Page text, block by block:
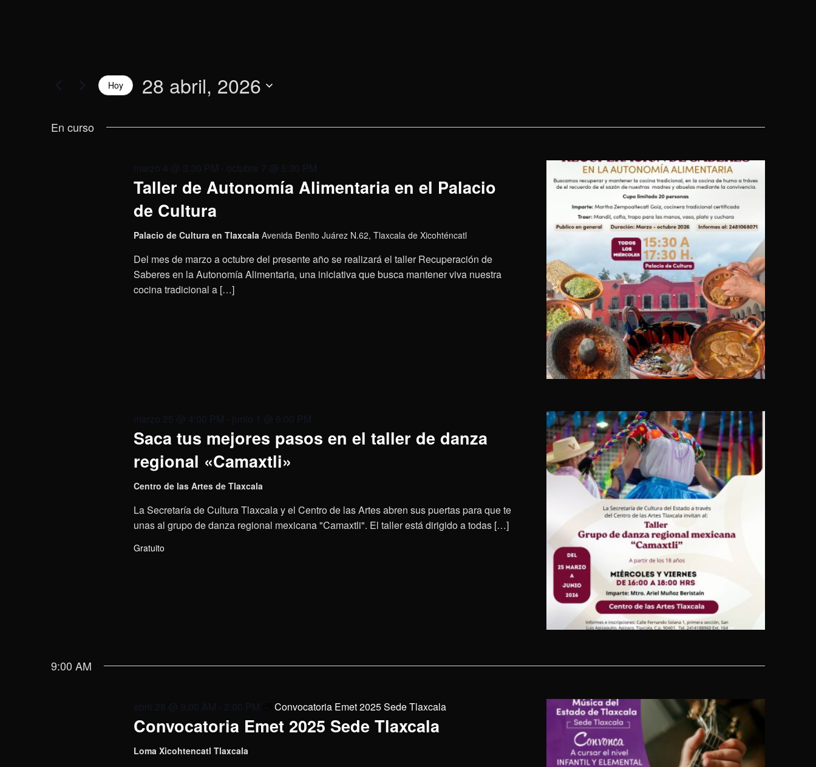
Hoy 28 abril, 2026
fecha.
En curso
Taller de Autonomía Alimentaria en el Palacio
de Cultura
marzo 4 @ 3:30 PM - octubre 7 @ 5:30 PM
Palacio de Cultura en Tlaxcala Avenida Benito Juárez N.62, Tlaxcala de Xicohténcatl
Del mes de marzo a octubre del presente año se realizará el taller Recuperación de
Saberes en la Autonomía Alimentaria, una iniciativa que busca mantener viva nuestra
cocina tradicional a […]
Saca tus mejores pasos en el taller de danza
regional «Camaxtli»
marzo 25 @ 4:00 PM - junio 1 @ 6:00 PM
Centro de las Artes de Tlaxcala
La Secretaría de Cultura Tlaxcala y el Centro de las Artes abren sus puertas para que te
unas al grupo de danza regional mexicana "Camaxtli". El taller está dirigido a todas […]
Gratuito
9:00 AM
Convocatoria Emet 2025 Sede Tlaxcala
abril 28 @ 9:00 AM - 2:00 PM Convocatoria Emet 2025 Sede Tlaxcala
Loma Xicohtencatl Tlaxcala